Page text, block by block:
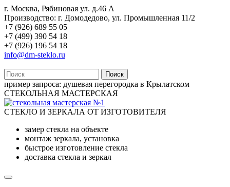
г. Москва, Рябиновая ул. д.46 А
Производство: г. Домодедово, ул. Промышленная 11/2
+7 (926) 689 55 05
+7 (499) 390 54 18
+7 (926) 196 54 18
info@dm-steklo.ru
Поиск
пример запроса: душевая перегородка в Крылатском
СТЕКОЛЬНАЯ МАСТЕРСКАЯ
СТЕКЛО И ЗЕРКАЛА ОТ ИЗГОТОВИТЕЛЯ
замер стекла на объекте
монтаж зеркала, установка
быстрое изготовление стекла
доставка стекла и зеркал